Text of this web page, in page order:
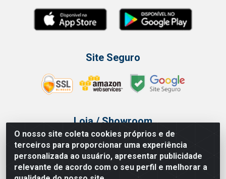
O nosso site coleta cookies próprios e de
terceiros para proporcionar uma experiência
personalizada ao usuário, apresentar publicidade
relevante de acordo com o seu perfil e melhorar a
Site Seguro
Loja / Showroom
Tel.: (11) 3314 6400
Av Vautier, 468 - Pari - São Paulo/SP